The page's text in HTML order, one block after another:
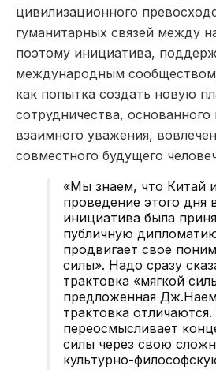
цивилизационного
гуманитарных связей между
поэтому инициатива,
международным
как попытка создать новую
сотрудничества,
взаимного уважения,
совместного будущего
«Мы знаем, что Китай
проведение этого
инициатива была
публичную
продвигает свое
силы». Надо сразу
трактовка «мягкой
предложенная
трактовка
переосмысливает
силы через свою
культурно-